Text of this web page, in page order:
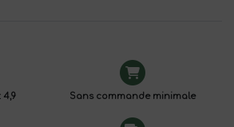
Sans commande minimale